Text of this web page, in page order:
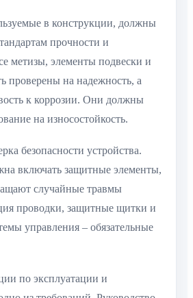
в конструкции, должны
прочности и
метизы, элементы подвески и
проверены на надежность, а
к коррозии. Они должны
на износостойкость.
безопасности устройства.
включать защитные элементы,
случайные травмы
проводки, защитные щитки и
управления – обязательные
по эксплуатации и